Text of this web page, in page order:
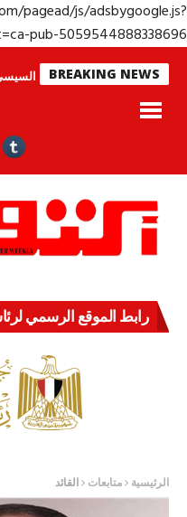
pagead/js/
pub-
BREAKING NEWS
جولة الرئيس السيسي الخليجية..
رابط الموقع الرسمي
الرئيسية متابعات القائد